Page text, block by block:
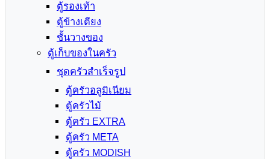
ตู้รองเท้า
ตู้ข้างเตียง
ชั้นวางของ
ตู้เก็บของในครัว
ชุดครัวสำเร็จรูป
ตู้ครัวอลูมิเนียม
ตู้ครัวไม้
ตู้ครัว EXTRA
ตู้ครัว META
ตู้ครัว MODISH